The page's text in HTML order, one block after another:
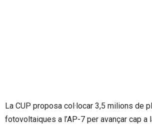
La CUP proposa col·locar 3,5 milions de
fotovoltaiques a l’AP-7 per avançar cap a